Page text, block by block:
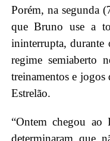
Porém, na segunda
que Bruno use a
ininterrupta, durante
regime semiaberto
treinamentos e
Estrelão.
“Ontem chegou ao
determinaram que